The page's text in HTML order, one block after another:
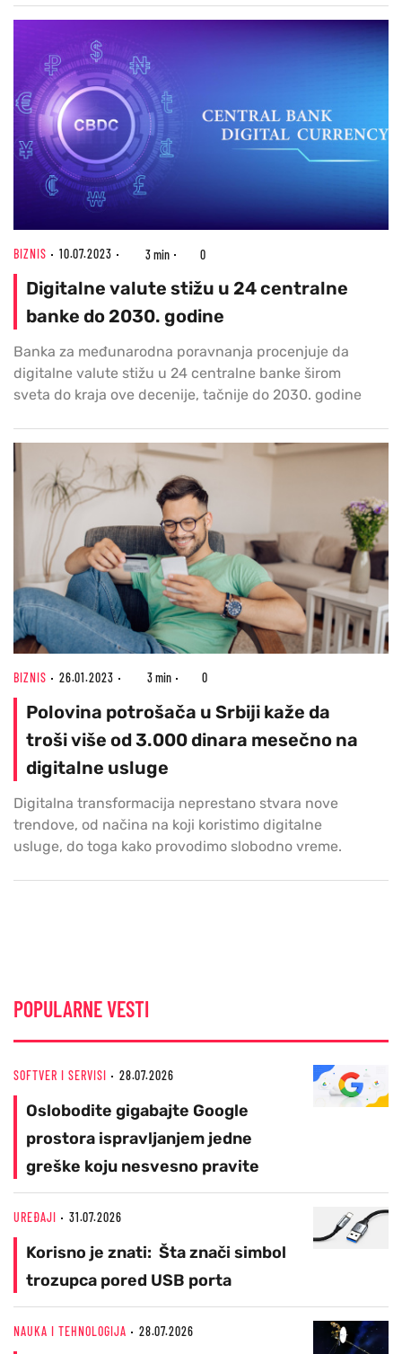
BIZNIS 10.07.2023 3 min 0
Digitalne valute stižu u 24 centralne
banke do 2030. godine
Banka za međunarodna poravnanja procenjuje da
digitalne valute stižu u 24 centralne banke širom
sveta do kraja ove decenije, tačnije do 2030. godine
BIZNIS 26.01.2023 3 min 0
Polovina potrošača u Srbiji kaže da
troši više od 3.000 dinara mesečno na
digitalne usluge
Digitalna transformacija neprestano stvara nove
trendove, od načina na koji koristimo digitalne
usluge, do toga kako provodimo slobodno vreme.
POPULARNE VESTI
SOFTVER I SERVISI 28.07.2026
Oslobodite gigabajte Google
prostora ispravljanjem jedne
greške koju nesvesno pravite
UREĐAJI 31.07.2026
Korisno je znati: Šta znači simbol
trozupca pored USB porta
NAUKA I TEHNOLOGIJA 28.07.2026